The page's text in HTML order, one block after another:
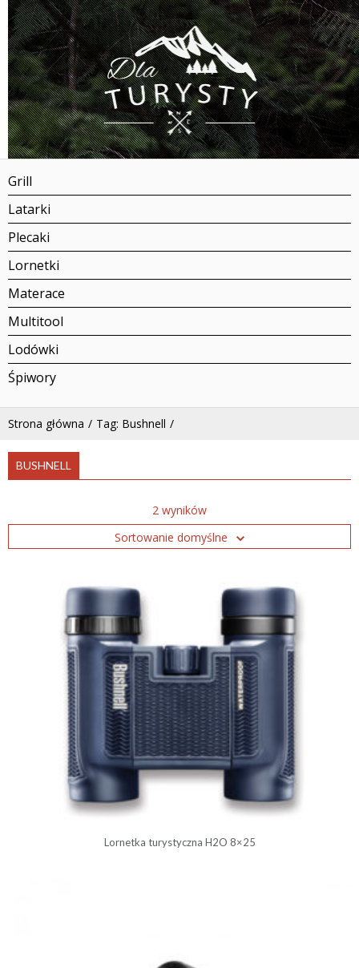
Grill
Latarki
Plecaki
Lornetki
Materace
Multitool
Lodówki
Śpiwory
Strona główna Tag: Bushnell
BUSHNELL
2 wyników
Sortowanie domyślne
Lornetka turystyczna H2O 8×25